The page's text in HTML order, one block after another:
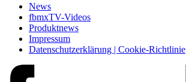
News
fbmxTV-Videos
Produktnews
Impressum
Datenschutzerklärung | Cookie-Richtlinie